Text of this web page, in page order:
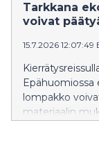
Tarkkana
voivat
15.7.2026 12:07:49
lompakko
materiaalin